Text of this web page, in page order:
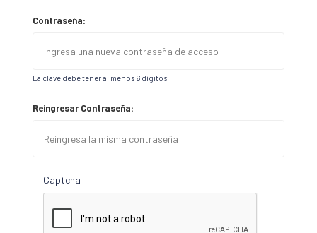
Contraseña:
La clave debe tener al menos 6 dígitos
Reingresar Contraseña:
Captcha